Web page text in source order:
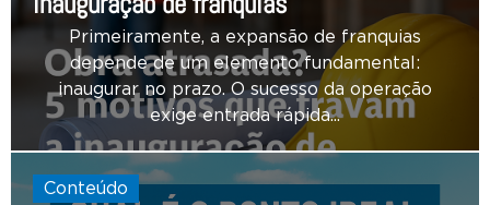
Primeiramente, a expansão de franquias
depende de um elemento fundamental:
inaugurar no prazo. O sucesso da operação
exige entrada rápida...
Conteúdo